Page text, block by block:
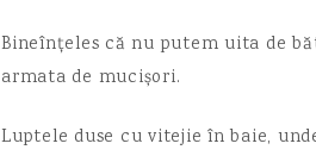
Bineînțeles că nu putem uita de
armata de mucișori.
Luptele duse cu vitejie în baie,